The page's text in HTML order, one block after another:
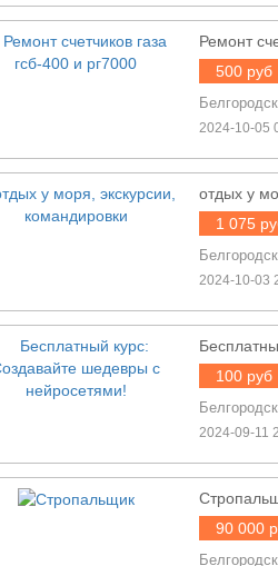
Ремонт
500 руб
2024-10-05
отдых у
1 075
2024-10-03
100 руб
2024-09-11
90 000